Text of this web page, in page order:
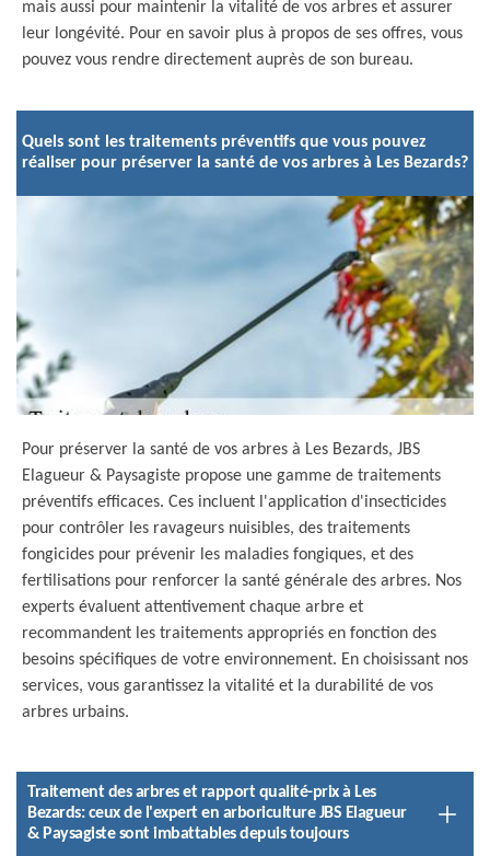
mais aussi pour maintenir la vitalité de vos arbres et assurer
leur longévité. Pour en savoir plus à propos de ses offres, vous
pouvez vous rendre directement auprès de son bureau.
Quels sont les traitements préventifs que vous pouvez
réaliser pour préserver la santé de vos arbres à Les Bezards?
Pour préserver la santé de vos arbres à Les Bezards, JBS
Elagueur & Paysagiste propose une gamme de traitements
préventifs efficaces. Ces incluent l'application d'insecticides
pour contrôler les ravageurs nuisibles, des traitements
fongicides pour prévenir les maladies fongiques, et des
fertilisations pour renforcer la santé générale des arbres. Nos
experts évaluent attentivement chaque arbre et
recommandent les traitements appropriés en fonction des
besoins spécifiques de votre environnement. En choisissant nos
services, vous garantissez la vitalité et la durabilité de vos
arbres urbains.
Traitement des arbres et rapport qualité-prix à Les
Bezards: ceux de l'expert en arboriculture JBS Elagueur
& Paysagiste sont imbattables depuis toujours